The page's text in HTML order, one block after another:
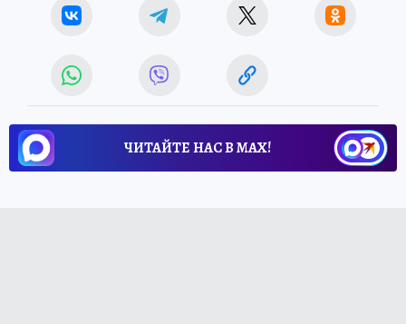
ЧИТАЙТЕ НАС В МАХ!